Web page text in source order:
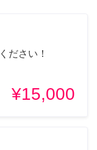
ださい！
¥15,000